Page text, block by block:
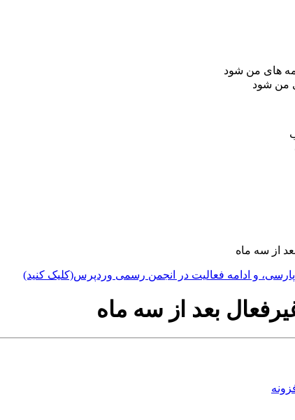
های من شود
من شود
از سه ماه
و ادامه فعالیت در انجمن رسمی وردپرس(کلیک کنید)
بعد از سه ماه